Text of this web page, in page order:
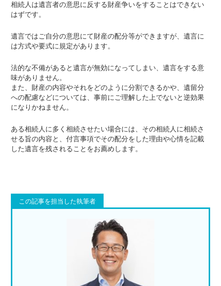
相続人は遺言者の意思に反する財産争いをすることはできない
はずです。
遺言ではご自分の意思にて財産の配分等ができますが、遺言に
は方式や要式に規定があります。
法的な不備があると遺言が無効になってしまい、遺言をする意
味がありません。
また、財産の内容やそれをどのように分割できるかや、遺留分
への配慮などについては、事前にご理解した上でないと逆効果
になりかねません。
ある相続人に多く相続させたい場合には、その相続人に相続さ
せる旨の内容と、付言事項でその配分をした理由や心情を記載
した遺言を残されることをお薦めします。
この記事を担当した執筆者